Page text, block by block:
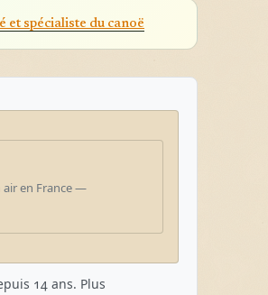
et spécialiste du canoë
air en France —
14 ans. Plus